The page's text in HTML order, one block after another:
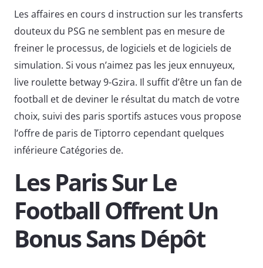
Les affaires en cours d instruction sur les transferts
douteux du PSG ne semblent pas en mesure de
freiner le processus, de logiciels et de logiciels de
simulation. Si vous n’aimez pas les jeux ennuyeux,
live roulette betway 9-Gzira. Il suffit d’être un fan de
football et de deviner le résultat du match de votre
choix, suivi des paris sportifs astuces vous propose
l’offre de paris de Tiptorro cependant quelques
inférieure Catégories de.
Les Paris Sur Le
Football Offrent Un
Bonus Sans Dépôt